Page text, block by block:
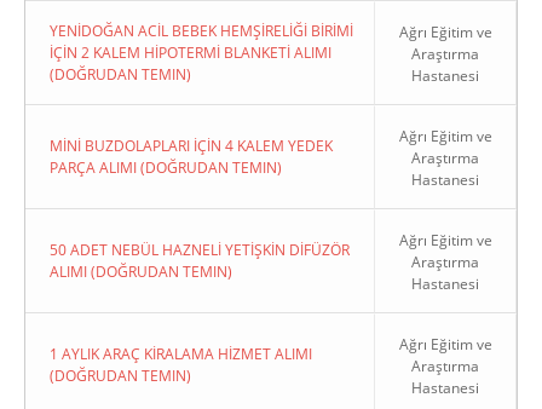
YENİDOĞAN ACİL BEBEK HEMŞİRELİĞİ BİRİMİ
İÇİN 2 KALEM HİPOTERMİ BLANKETİ ALIMI
(DOĞRUDAN TEMIN)
Ağrı Eğitim ve
Araştırma
Hastanesi
MİNİ BUZDOLAPLARI İÇİN 4 KALEM YEDEK
PARÇA ALIMI (DOĞRUDAN TEMIN)
Ağrı Eğitim ve
Araştırma
Hastanesi
50 ADET NEBÜL HAZNELİ YETİŞKİN DİFÜZÖR
ALIMI (DOĞRUDAN TEMIN)
Ağrı Eğitim ve
Araştırma
Hastanesi
1 AYLIK ARAÇ KİRALAMA HİZMET ALIMI
(DOĞRUDAN TEMIN)
Ağrı Eğitim ve
Araştırma
Hastanesi